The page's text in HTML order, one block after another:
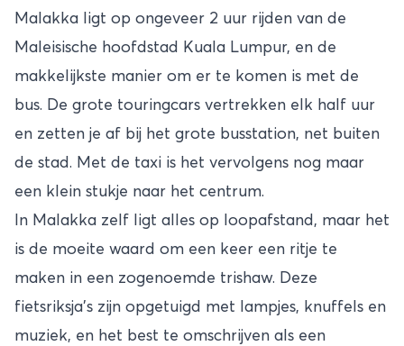
Malakka ligt op ongeveer 2 uur rijden van de
Maleisische hoofdstad
Kuala Lumpur, en de
makkelijkste manier om er te komen is met de
bus. De grote touringcars vertrekken elk half uur
en zetten je af bij het grote busstation, net buiten
de stad. Met de taxi is het vervolgens nog maar
een klein stukje naar het centrum.
In Malakka zelf ligt alles op loopafstand, maar het
is de moeite waard om een keer een ritje te
maken in een zogenoemde trishaw. Deze
fietsriksja’s zijn opgetuigd met lampjes, knuffels en
muziek, en het best te omschrijven als een